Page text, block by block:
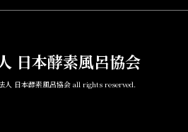
日本酵素風呂協会
人 日本酵素風呂協会 all rights reserved.